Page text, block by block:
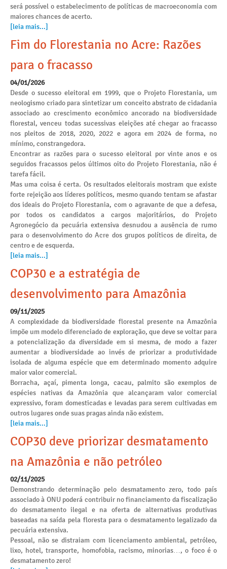
será possível o estabelecimento de políticas de macroeconomia com
maiores chances de acerto.
[leia mais...]
Fim do Florestania no Acre: Razões
para o fracasso
04/01/2026
Desde o sucesso eleitoral em 1999, que o Projeto Florestania, um
neologismo criado para sintetizar um conceito abstrato de cidadania
associado ao crescimento econômico ancorado na biodiversidade
florestal, venceu todas sucessivas eleições até chegar ao fracasso
nos pleitos de 2018, 2020, 2022 e agora em 2024 de forma, no
mínimo, constrangedora.
Encontrar as razões para o sucesso eleitoral por vinte anos e os
seguidos fracassos pelos últimos oito do Projeto Florestania, não é
tarefa fácil.
Mas uma coisa é certa. Os resultados eleitorais mostram que existe
forte rejeição aos líderes políticos, mesmo quando tentam se afastar
dos ideais do Projeto Florestania, com o agravante de que a defesa,
por todos os candidatos a cargos majoritários, do Projeto
Agronegócio da pecuária extensiva desnudou a ausência de rumo
para o desenvolvimento do Acre dos grupos políticos de direita, de
centro e de esquerda.
[leia mais...]
COP30 e a estratégia de
desenvolvimento para Amazônia
09/11/2025
A complexidade da biodiversidade florestal presente na Amazônia
impõe um modelo diferenciado de exploração, que deve se voltar para
a potencialização da diversidade em si mesma, de modo a fazer
aumentar a biodiversidade ao invés de priorizar a produtividade
isolada de alguma espécie que em determinado momento adquire
maior valor comercial.
Borracha, açaí, pimenta longa, cacau, palmito são exemplos de
espécies nativas da Amazônia que alcançaram valor comercial
expressivo, foram domesticadas e levadas para serem cultivadas em
outros lugares onde suas pragas ainda não existem.
[leia mais...]
COP30 deve priorizar desmatamento
na Amazônia e não petróleo
02/11/2025
Demonstrando determinação pelo desmatamento zero, todo país
associado à ONU poderá contribuir no financiamento da fiscalização
do desmatamento ilegal e na oferta de alternativas produtivas
baseadas na saída pela floresta para o desmatamento legalizado da
pecuária extensiva.
Pessoal, não se distraiam com licenciamento ambiental, petróleo,
lixo, hotel, transporte, homofobia, racismo, minorias…, o foco é o
desmatamento zero!